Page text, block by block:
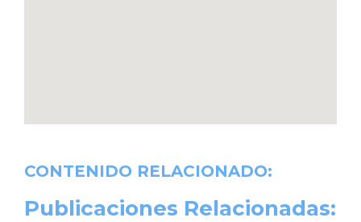
CONTENIDO RELACIONADO:
Publicaciones Relacionadas: